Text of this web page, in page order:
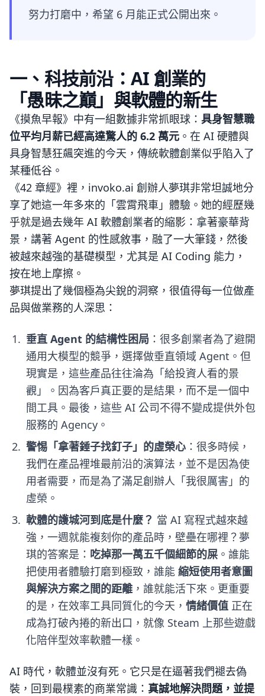
努力打磨中，希望 6 月能正式公開出來。
一、科技前沿：AI 創業的
「愚昧之巔」與軟體的新生
《摸魚早報》中有一組數據非常抓眼球： 具身智慧職
位平均月薪已經高達驚人的 6.2 萬元 。在 AI 硬體與
具身智慧狂飆突進的今天，傳統軟體創業似乎陷入了
某種低谷。
《42 章經》裡，invoko.ai 創辦人夢琪非常坦誠地分
享了她這一年多來的「雲霄飛車」體驗。她的經歷幾
乎就是過去幾年 AI 軟體創業者的縮影：拿著豪華背
景，講著 Agent 的性感敘事，融了一大筆錢，然後
被越來越強的基礎模型，尤其是 AI Coding 能力，
按在地上摩擦。
夢琪提出了幾個極為尖銳的洞察，很值得每一位做產
品與做業務的人深思：
垂直 Agent 的結構性困局 ：很多創業者為了避開
通用大模型的競爭，選擇做垂直領域 Agent。但
現實是，這些產品往往淪為「給投資人看的景
觀」。因為客戶真正要的是結果，而不是一個中
間工具。最後，這些 AI 公司不得不變成提供外包
服務的 Agency。
警惕「拿著錘子找釘子」的虛榮心 ：很多時候，
我們在產品裡堆最前沿的演算法，並不是因為使
用者需要，而是為了滿足創辦人「我很厲害」的
虛榮。
軟體的護城河到底是什麼？ 當 AI 寫程式越來越
強，一週就能複刻你的產品時，壁壘在哪裡？夢
琪的答案是： 吃掉那一萬五千個細節的屎 。誰能
把使用者體驗打磨到極致，誰能 縮短使用者意圖
與解決方案之間的距離 ，誰就能活下來。更重要
的是，在效率工具同質化的今天， 情緒價值 正在
成為打破內捲的新出口，就像 Steam 上那些遊戲
化陪伴型效率軟體一樣。
AI 時代，軟體並沒有死。它只是在逼著我們褪去偽
裝，回到最樸素的商業常識： 真誠地解決問題，並提